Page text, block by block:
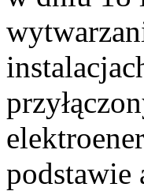
podstawie